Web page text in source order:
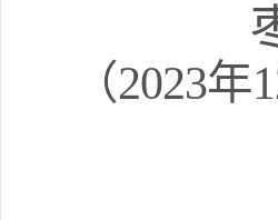
（2023年